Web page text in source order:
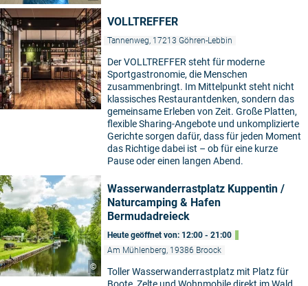
©
VOLLTREFFER
Tannenweg, 17213 Göhren-Lebbin
Der VOLLTREFFER steht für moderne
Sportgastronomie, die Menschen
zusammenbringt. Im Mittelpunkt steht nicht
klassisches Restaurantdenken, sondern das
gemeinsame Erleben von Zeit. Große Platten,
flexible Sharing-Angebote und unkomplizierte
Gerichte sorgen dafür, dass für jeden Moment
das Richtige dabei ist – ob für eine kurze
Pause oder einen langen Abend.
©
Wasserwanderrastplatz Kuppentin /
Naturcamping & Hafen
Bermudadreieck
Heute geöffnet von: 12:00 - 21:00
Am Mühlenberg, 19386 Broock
Toller Wasserwanderrastplatz mit Platz für